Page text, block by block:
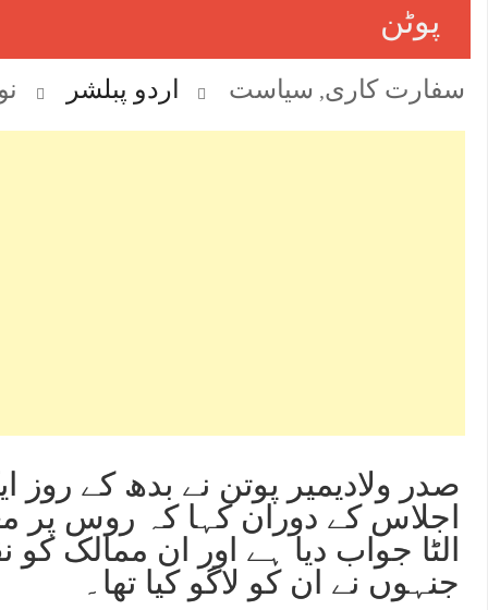
پوٹن
سفارت کاری, سیاست اردو پبلشر
صدر ولادیمیر پوتن نے بدھ کے روز
اجلاس کے دوران کہا کہ روس پر
الٹا جواب دیا ہے اور ان ممالک کو
جنہوں نے ان کو لاگو کیا تھا۔